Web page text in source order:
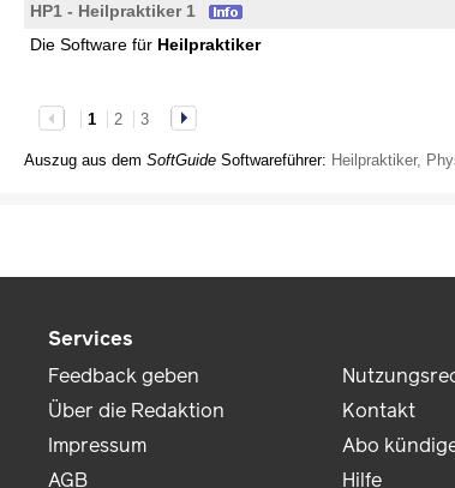
HP1 - Heilpraktiker 1
Die Software für Heilpraktiker
1
2 3
Auszug aus dem SoftGuide Softwareführer: Heilpraktiker,
Services
Feedback geben
Über die Redaktion
Impressum
AGB
Kontakt
Abo
Hilfe